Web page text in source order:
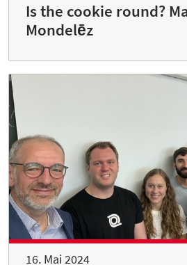
Is the cookie round?
Mondelēz
16. Mai 2024